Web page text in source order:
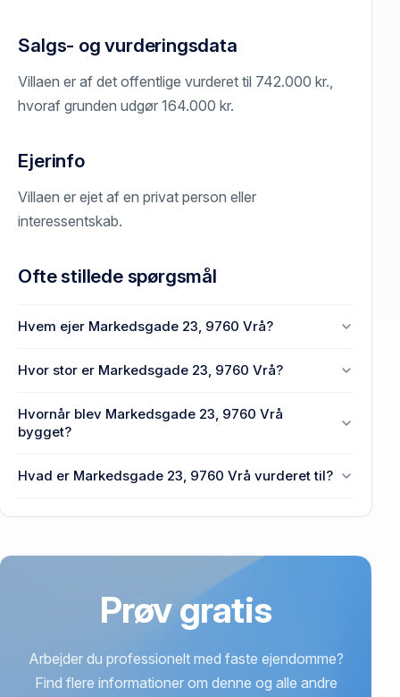
Salgs- og vurderingsdata
Villaen er af det offentlige vurderet til 742.000 kr.,
hvoraf grunden udgør 164.000 kr.
Ejerinfo
Villaen er ejet af en privat person eller
interessentskab.
Ofte stillede spørgsmål
Hvem ejer Markedsgade 23, 9760 Vrå?
Hvor stor er Markedsgade 23, 9760 Vrå?
23, 9760 Vrå.
Hvornår blev Markedsgade 23, 9760 Vrå
bygget?
Markedsgade 23, 9760 Vrå.
Hvad er Markedsgade 23, 9760 Vrå vurderet til?
Prøv gratis
Arbejder du professionelt med faste ejendomme?
Find flere informationer om denne og alle andre